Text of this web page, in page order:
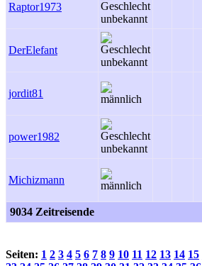
Raptor1973
DerElefant
jordit81
power1982
Michizmann
9034 Zeitreisende
Seiten: 1 2 3 4 5 6 7 8 9 10 11 12 13 14 15